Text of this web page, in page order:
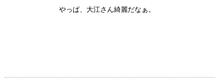
やっぱ、大江さん綺麗だなぁ。